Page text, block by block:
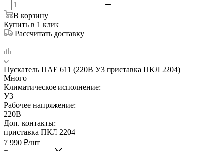
В корзину
Купить в 1 клик
Рассчитать доставку
Пускатель ПАЕ 611 (220В У3 приставка ПКЛ 2204)
Много
Климатическое исполнение:
У3
Рабочее напряжение:
220В
Доп. контакты:
приставка ПКЛ 2204
7 990 ₽/шт